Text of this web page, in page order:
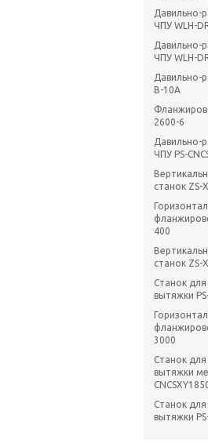
Давильно-
ЧПУ WLH-
Давильно-
ЧПУ WLH-
Давильно-
B-10A
2600-6
Давильно-
ЧПУ PS-
станок ZS-
400
станок ZS-
Станок
вытяжки
3000
Станок
вытяжки
Станок
вытяжки